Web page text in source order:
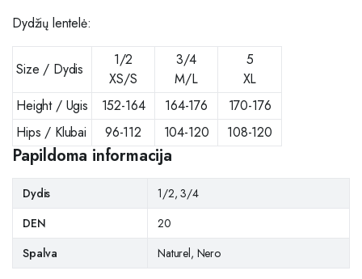
Dydžių lentelė:
Size / Dydis
1/2
XS/S
3/4
M/L
5
XL
Height / Ugis
152-164 164-176
170-176
Hips / Klubai
96-112 104-120 108-120
Papildoma informacija
Dydis
1/2, 3/4
DEN
20
Spalva
Naturel, Nero